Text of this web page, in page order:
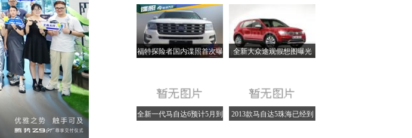
福特探险者国内谍照首次曝
全新大众途观假想图曝光
全新一代马自达6预计5月到
2013款马自达5珠海已经到